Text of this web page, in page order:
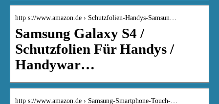
http s://www.amazon.de › Schutzfolien-Handys-Samsun…
Samsung Galaxy S4 /
Schutzfolien Für Handys /
Handywar…
http s://www.amazon.de › Samsung-Smartphone-Touch-…